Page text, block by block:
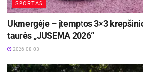
SPORTAS
Ukmergėje – įtemptos 3×3
taurės „JUSEMA 2026“
2026-08-03